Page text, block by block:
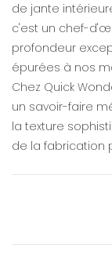
de jante
c'est un chef-
profondeur
épurées à nos
Chez Quick
un savoir-faire
la texture
de la fabrication